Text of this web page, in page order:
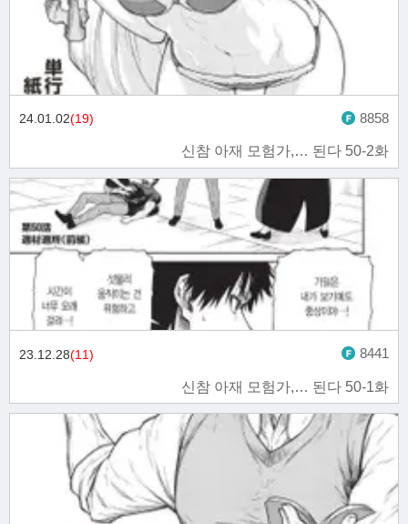
신참 아재 모험가,… 된다 50-2화
24.01.02(19) 8858
신참 아재 모험가,… 된다 50-1화
23.12.28(11) 8441